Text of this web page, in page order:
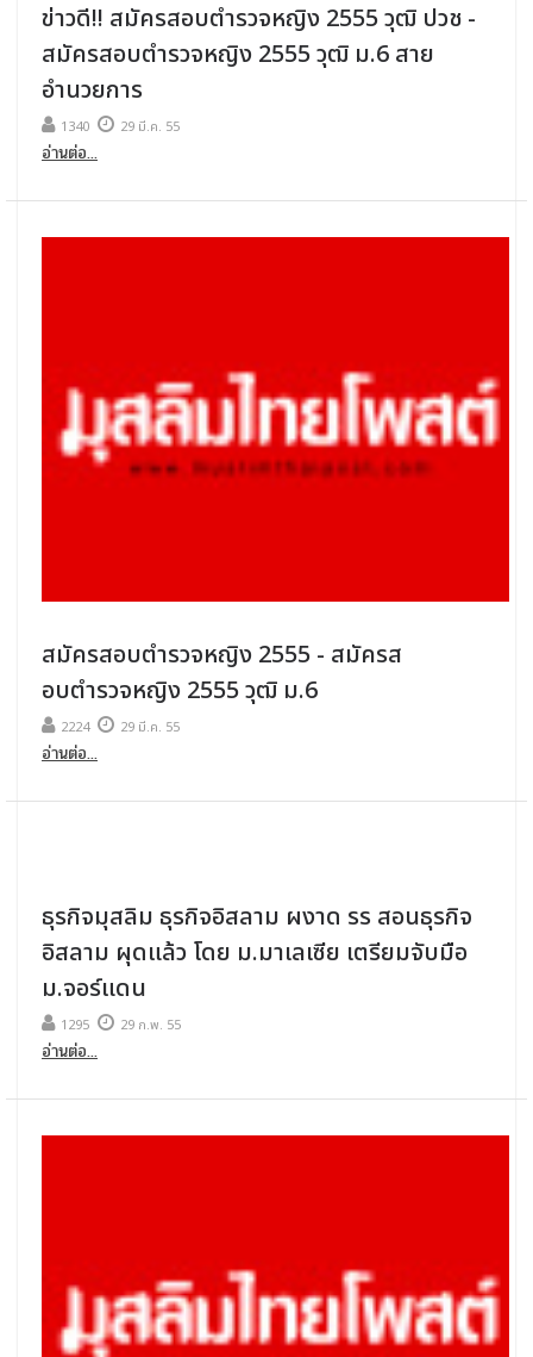
ข่าวดี!! สมัครสอบตํารวจหญิง 2555 วุฒิ ปวช -
สมัครสอบตํารวจหญิง 2555 วุฒิ ม.6 สาย
อำนวยการ
1340 29 มี.ค. 55
อ่านต่อ...
สมัครสอบตํารวจหญิง 2555 - สมัครส
อบตํารวจหญิง 2555 วุฒิ ม.6
2224 29 มี.ค. 55
อ่านต่อ...
ธุรกิจมุสลิม ธุรกิจอิสลาม ผงาด รร สอนธุรกิจ
อิสลาม ผุดแล้ว โดย ม.มาเลเซีย เตรียมจับมือ
ม.จอร์แดน
1295 29 ก.พ. 55
อ่านต่อ...